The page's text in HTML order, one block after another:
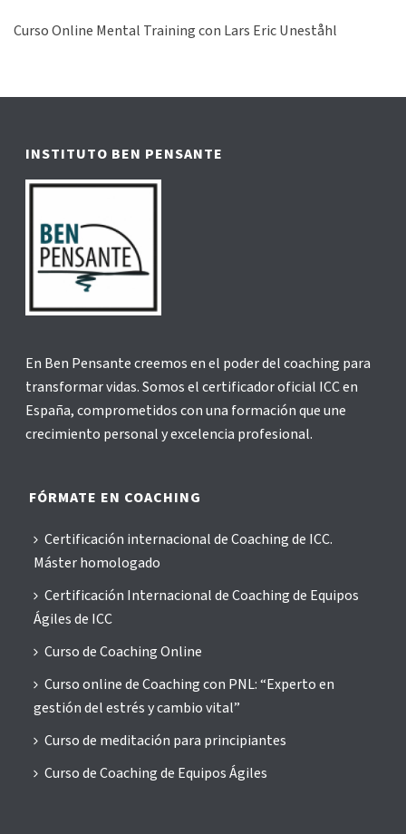
Curso Online Mental Training con Lars Eric Uneståhl
INSTITUTO BEN PENSANTE
En Ben Pensante creemos en el poder del coaching para
transformar vidas. Somos el certificador oficial ICC en
España, comprometidos con una formación que une
crecimiento personal y excelencia profesional.
FÓRMATE EN COACHING
Certificación internacional de Coaching de ICC.
Máster homologado
Certificación Internacional de Coaching de Equipos
Ágiles de ICC
Curso de Coaching Online
Curso online de Coaching con PNL: “Experto en
gestión del estrés y cambio vital”
Curso de meditación para principiantes
Curso de Coaching de Equipos Ágiles